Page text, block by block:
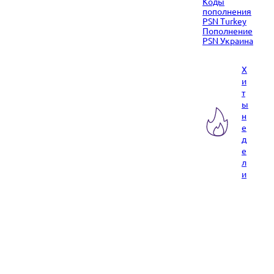
пополнения
PSN Turkey
Пополнение
PSN Украина
Х
и
т
ы
н
е
д
е
л
и